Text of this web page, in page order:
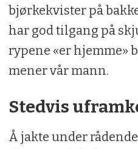
bjørkekvister på
har god tilgang på
rypene «er hjemme»
mener vår mann.
Stedvis
Å jakte under